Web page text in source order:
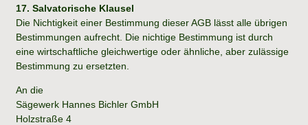
17. Salvatorische Klausel
Die Nichtigkeit einer Bestimmung dieser AGB lässt alle übrigen
Bestimmungen aufrecht. Die nichtige Bestimmung ist durch
eine wirtschaftliche gleichwertige oder ähnliche, aber zulässige
Bestimmung zu ersetzten.
An die
Sägewerk Hannes Bichler GmbH
Holzstraße 4